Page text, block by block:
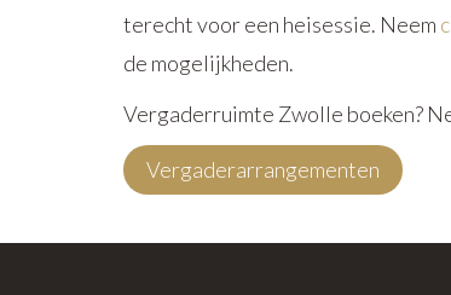
terecht voor een heisessie. Neem
de mogelijkheden.
Vergaderruimte Zwolle boeken?
Vergaderarrangementen